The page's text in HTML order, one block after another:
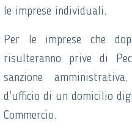
le imprese individuali.
Per le imprese che
risulteranno prive di
sanzione
d'ufficio di un domicilio
Commercio.